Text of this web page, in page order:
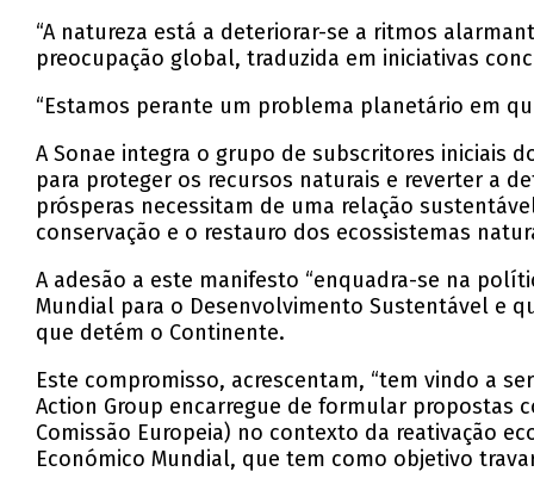
“A natureza está a deteriorar-se a ritmos
preocupação global, traduzida em iniciativas
“Estamos perante um problema planetário em
A Sonae integra o grupo de subscritores iniciais
para proteger os recursos naturais e reverter a
prósperas necessitam de uma relação
conservação e o restauro dos ecossistemas
A adesão a este manifesto “enquadra-se na
Mundial para o Desenvolvimento Sustentável e
que detém o Continente.
Este compromisso, acrescentam, “tem vindo a
Action Group encarregue de formular propostas
Comissão Europeia) no contexto da reativação
Económico Mundial, que tem como objetivo